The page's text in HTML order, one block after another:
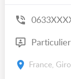
Particulier
France,